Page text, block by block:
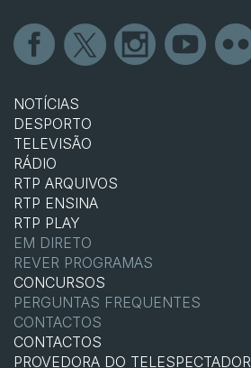
NOTÍCIAS
DESPORTO
TELEVISÃO
RÁDIO
RTP ARQUIVOS
RTP ENSINA
RTP PLAY
EM DIRETO
REVER PROGRAMAS
CONCURSOS
PERGUNTAS FREQUENTES
CONTACTOS
CONTACTOS
PROVEDORA DO TELESPECTADOR